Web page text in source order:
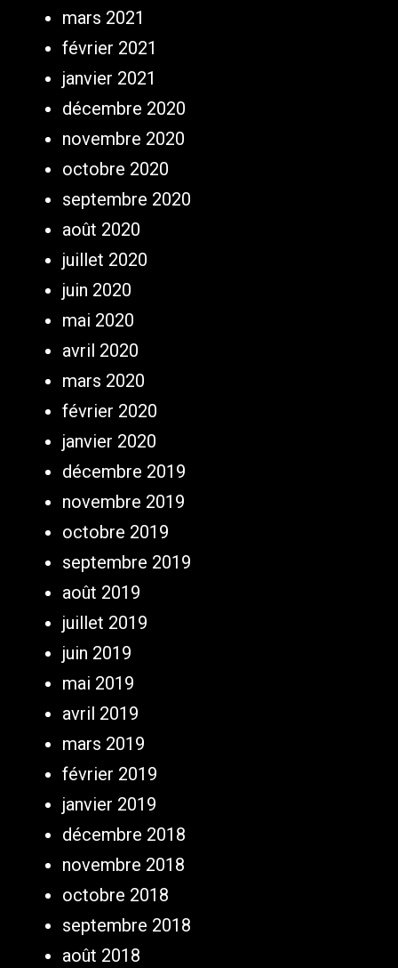
mars 2021
février 2021
janvier 2021
décembre 2020
novembre 2020
octobre 2020
septembre 2020
août 2020
juillet 2020
juin 2020
mai 2020
avril 2020
mars 2020
février 2020
janvier 2020
décembre 2019
novembre 2019
octobre 2019
septembre 2019
août 2019
juillet 2019
juin 2019
mai 2019
avril 2019
mars 2019
février 2019
janvier 2019
décembre 2018
novembre 2018
octobre 2018
septembre 2018
août 2018